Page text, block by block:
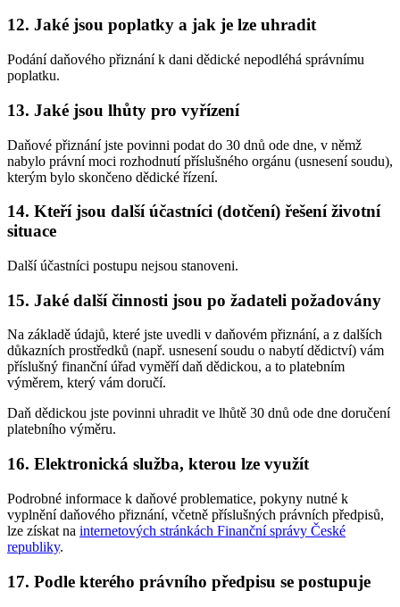
12. Jaké jsou poplatky a jak je lze uhradit
Podání daňového přiznání k dani dědické nepodléhá správnímu
poplatku.
13. Jaké jsou lhůty pro vyřízení
Daňové přiznání jste povinni podat do 30 dnů ode dne, v němž
nabylo právní moci rozhodnutí příslušného orgánu (usnesení soudu),
kterým bylo skončeno dědické řízení.
14. Kteří jsou další účastníci (dotčení) řešení životní
situace
Další účastníci postupu nejsou stanoveni.
15. Jaké další činnosti jsou po žadateli požadovány
Na základě údajů, které jste uvedli v daňovém přiznání, a z dalších
důkazních prostředků (např. usnesení soudu o nabytí dědictví) vám
příslušný finanční úřad vyměří daň dědickou, a to platebním
výměrem, který vám doručí.
Daň dědickou jste povinni uhradit ve lhůtě 30 dnů ode dne doručení
platebního výměru.
16. Elektronická služba, kterou lze využít
Podrobné informace k daňové problematice, pokyny nutné k
vyplnění daňového přiznání, včetně příslušných právních předpisů,
lze získat na internetových stránkách Finanční správy České
republiky.
17. Podle kterého právního předpisu se postupuje